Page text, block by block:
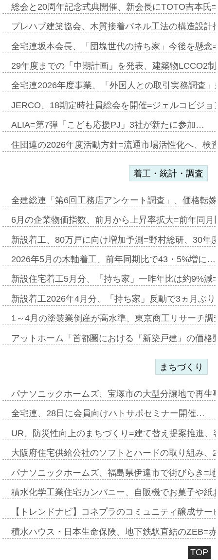
総会と20周年記念式典開催、新会長にTOTO吉本氏
プレハブ建築協会、木質接着パネル工法の構造設
全宅連坂本会長、「団塊世代の持ち家」今後を懸
29年度までの「中期計画」を発表、建築物LCCO2
全宅連2026年度事業、「外国人との取引実務調査
JERCO、18期定時社員総会を開催=ジェルコビジ
ALIA=第7弾「こども応援PJ」3社が新たに参加…
住団連の2026年度活動方針=流通市場活性化へ、検
着工・統計・調査
全建総連「第6回工務店アンケート調査」、価格転
6月の企業物価指数、前月から上昇率拡大=前年同
新設着工、80万戸に向け増加予測=野村総研、30年
2026年5月の木軸着工、前年同期比で43・5%増に…
新設住宅着工5月分、「持ち家」一昨年比は約9%
新設着工2026年4月分、「持ち家」反動で3ヵ月ぶ
1～4月の塗装業倒産が高水準、東京商工リサーチ
アットホーム「首都圏における『新築戸建』の価
まちづくり
パナソニックホームズ、宝塚市の大型分譲地で再
全宅連、28日に会員向けハトサポセミナー開催…
UR、防災性向上のまちづくり=建て替え提案推進
大阪府住宅供給公社のソフトとハードの取り組み
パナソニックホームズ、福島県伊達市で街びらき=
積水化学工業住宅カンパニー、自販機でお菓子や
【トレンドナビ】コネプラのコミュニティ醸成サ
積水ハウス・日本生命保険、地下鉄駅直結のZEB=
TOP